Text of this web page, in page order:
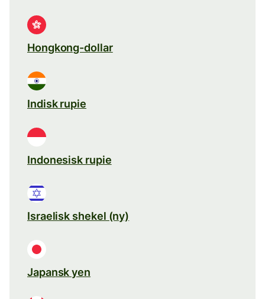
Hongkong-dollar
Indisk rupie
Indonesisk rupie
Israelisk shekel (ny)
Japansk yen